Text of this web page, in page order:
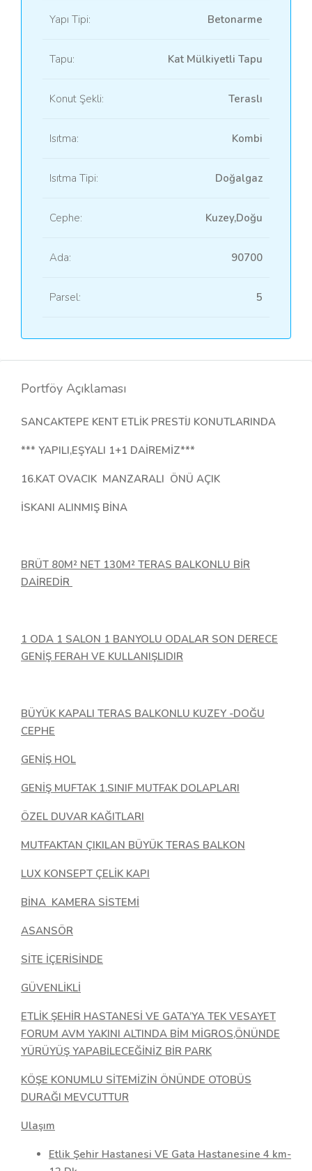
Yapı Tipi: Betonarme
Tapu: Kat Mülkiyetli Tapu
Konut Şekli: Teraslı
Isıtma: Kombi
Isıtma Tipi: Doğalgaz
Cephe: Kuzey,Doğu
Ada: 90700
Parsel: 5
Portföy Açıklaması
SANCAKTEPE KENT ETLİK PRESTİJ KONUTLARINDA
*** YAPILI,EŞYALI 1+1 DAİREMİZ***
16.KAT OVACIK MANZARALI ÖNÜ AÇIK
İSKANI ALINMIŞ BİNA
BRÜT 80M² NET 130M² TERAS BALKONLU BİR
DAİREDİR
1 ODA 1 SALON 1 BANYOLU ODALAR SON DERECE
GENİŞ FERAH VE KULLANIŞLIDIR
BÜYÜK KAPALI TERAS BALKONLU KUZEY -DOĞU
CEPHE
GENİŞ HOL
GENİŞ MUFTAK 1.SINIF MUTFAK DOLAPLARI
ÖZEL DUVAR KAĞITLARI
MUTFAKTAN ÇIKILAN BÜYÜK TERAS BALKON
LUX KONSEPT ÇELİK KAPI
BİNA KAMERA SİSTEMİ
ASANSÖR
SİTE İÇERİSİNDE
GÜVENLİKLİ
ETLİK ŞEHİR HASTANESİ VE GATA’YA TEK VESAYET
FORUM AVM YAKINI ALTINDA BİM MİGROS,ÖNÜNDE
YÜRÜYÜŞ YAPABİLECEĞİNİZ BİR PARK
KÖŞE KONUMLU SİTEMİZİN ÖNÜNDE OTOBÜS
DURAĞI MEVCUTTUR
Ulaşım
Etlik Şehir Hastanesi VE Gata Hastanesine 4 km-